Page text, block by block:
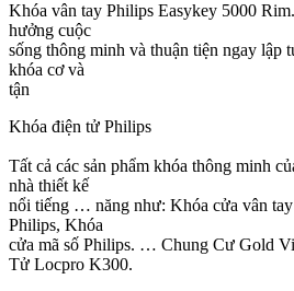
Khóa vân tay Philips Easykey 5000
hưởng cuộc
sống thông minh và thuận tiện ngay lập
khóa cơ và
tận
Khóa điện tử Philips
Tất cả các sản phẩm khóa thông minh
nhà thiết kế
nổi tiếng … năng như: Khóa cửa vân
Philips, Khóa
cửa mã số Philips. … Chung Cư Gold
Tử Locpro K300.